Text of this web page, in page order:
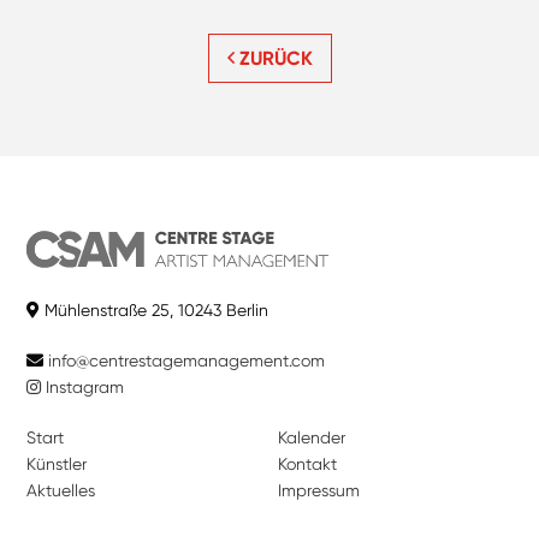
ZURÜCK
Mühlenstraße 25, 10243 Berlin
info@centrestagemanagement.com
Instagram
Start
Künstler
Aktuelles
Kalender
Kontakt
Impressum